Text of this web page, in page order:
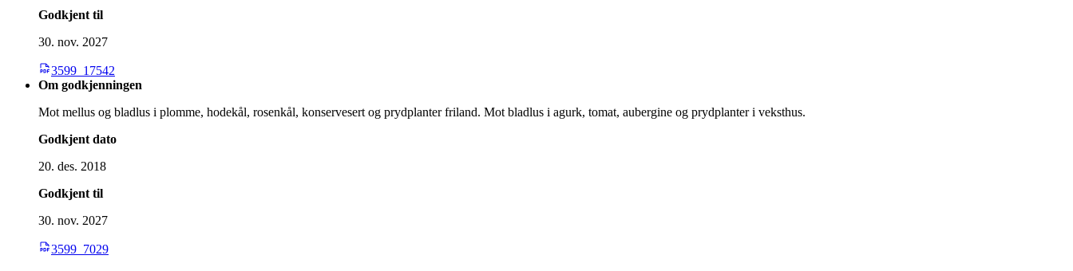
Godkjent til
30. nov. 2027
3599_17542
Om godkjenningen
Mot mellus og bladlus i plomme, hodekål, rosenkål, konservesert og prydplanter friland. Mot bladlus i agurk, tomat, aubergine og prydplanter i veksthus.
Godkjent dato
20. des. 2018
Godkjent til
30. nov. 2027
3599_7029